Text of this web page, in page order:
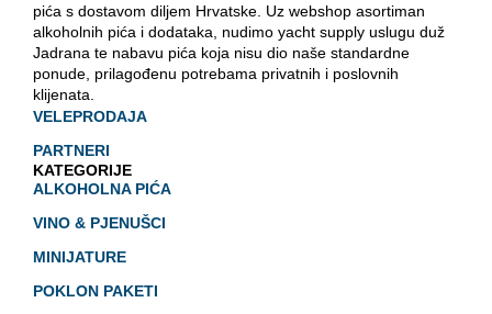
pića s dostavom diljem Hrvatske. Uz webshop asortiman
alkoholnih pića i dodataka, nudimo yacht supply uslugu duž
Jadrana te nabavu pića koja nisu dio naše standardne
ponude, prilagođenu potrebama privatnih i poslovnih
klijenata.
VELEPRODAJA
PARTNERI
KATEGORIJE
ALKOHOLNA PIĆA
VINO & PJENUŠCI
MINIJATURE
POKLON PAKETI